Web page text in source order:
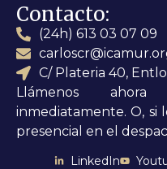
Contacto:
(24h) 613 03 07 09
C/ Plateria 40,
Llámenos
inmediatamente. O, si
presencial en el
LinkedIn